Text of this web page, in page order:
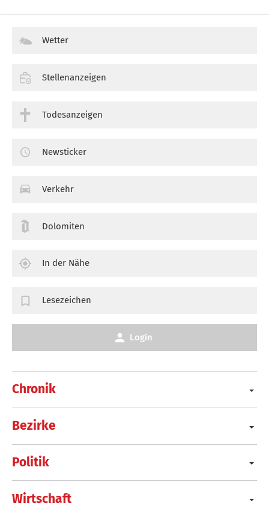
Chronik
Bezirke
Politik
Wirtschaft
Wetter
Stellenanzeigen
Todesanzeigen
Newsticker
Verkehr
Dolomiten
In der Nähe
Lesezeichen
Login